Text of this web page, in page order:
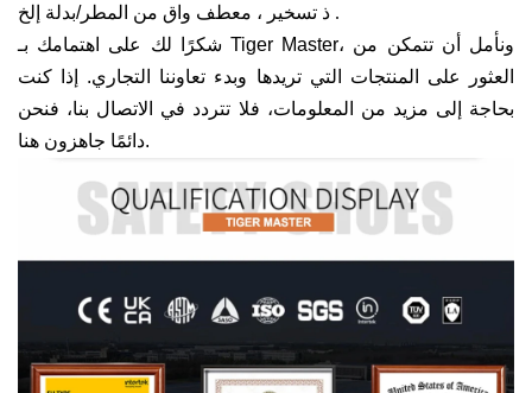
ذ تسخير ، معطف واق من المطر/بدلة إلخ
.
شكرًا لك على اهتمامك بـ Tiger Master، ونأمل أن تتمكن من
العثور على المنتجات التي تريدها وبدء تعاوننا التجاري. إذا كنت
بحاجة إلى مزيد من المعلومات، فلا تتردد في الاتصال بنا، فنحن
دائمًا جاهزون هنا.